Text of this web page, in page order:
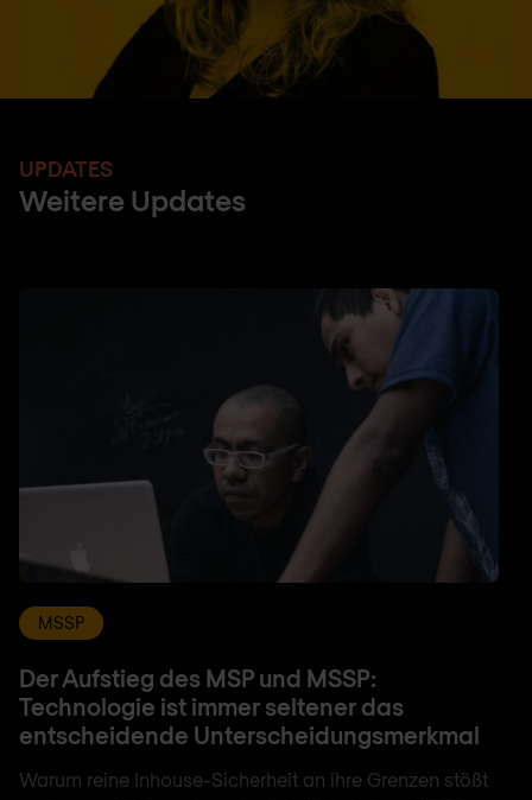
UPDATES
Weitere Updates
MSSP
Der Aufstieg des MSP und MSSP:
Technologie ist immer seltener das
entscheidende Unterscheidungsmerkmal
Warum reine Inhouse-Sicherheit an ihre Grenzen stößt